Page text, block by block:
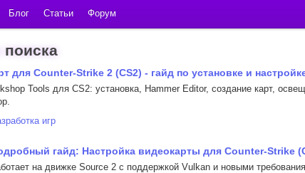
Блог Статьи Форум
поиска
для Counter-Strike 2 (CS2) - гайд по установке и
Tools для CS2: установка, Hammer Editor, создание карт,
игр
гайд: Настройка видеокарты для Counter-Strike
на движке Source 2 с поддержкой Vulkan и новыми